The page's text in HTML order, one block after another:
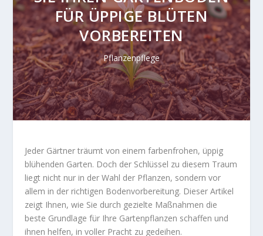
FÜR ÜPPIGE BLÜTEN
VORBEREITEN
Pflanzenpflege
Jeder Gärtner träumt von einem farbenfrohen, üppig
blühenden Garten. Doch der Schlüssel zu diesem Traum
liegt nicht nur in der Wahl der Pflanzen, sondern vor
allem in der richtigen Bodenvorbereitung. Dieser Artikel
zeigt Ihnen, wie Sie durch gezielte Maßnahmen die
beste Grundlage für Ihre Gartenpflanzen schaffen und
ihnen helfen, in voller Pracht zu gedeihen.